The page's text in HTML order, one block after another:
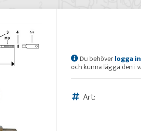
Du behöverlogga in
och kunna lägga den i
Art: